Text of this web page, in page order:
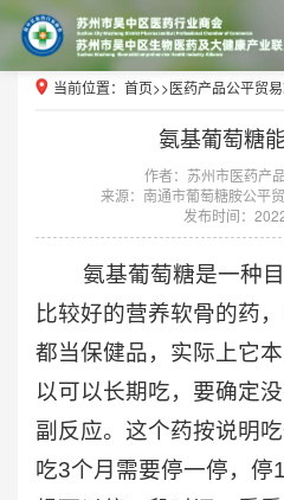
当前位置： 首页>>医药产品公平贸
氨基葡萄糖
作者：苏州市医药产
来源：南通市葡萄糖胺公平
发布时间：
氨基葡萄糖是一种目
比较好的营养软骨的药
都当保健品，实际上它
以可以长期吃，要确定
副反应。这个药按说明
吃3个月需要停一停，停